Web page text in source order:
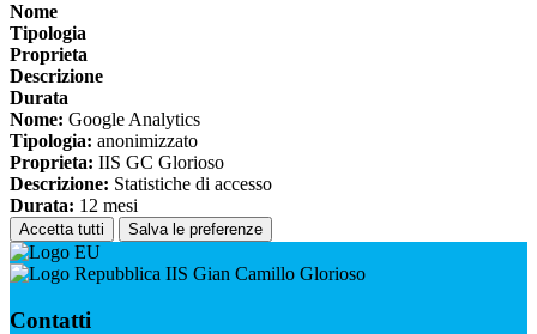
Nome
Tipologia
Proprieta
Descrizione
Durata
Nome: Google Analytics
Tipologia: anonimizzato
Proprieta: IIS GC Glorioso
Descrizione: Statistiche di accesso
Durata: 12 mesi
Accetta tutti Salva le preferenze
IIS Gian Camillo Glorioso
Contatti